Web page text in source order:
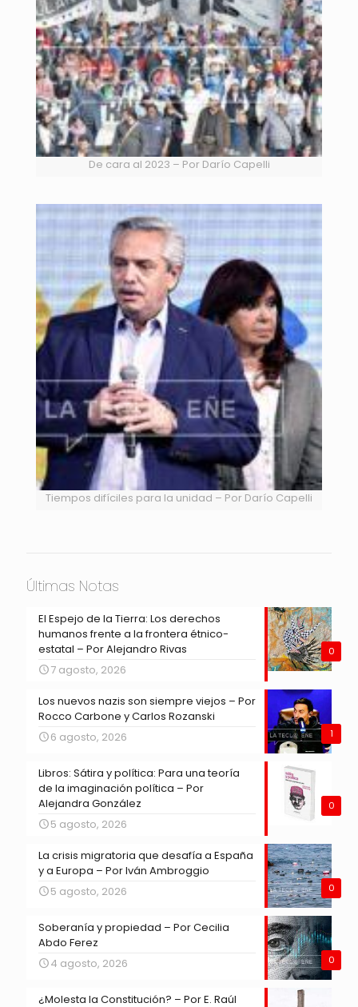
De cara al 2023 – Por Darío Capelli
Tiempos difíciles para la unidad – Por Darío Capelli
Últimas Notas
0
El Espejo de la Tierra: Los derechos
humanos frente a la frontera étnico-
estatal – Por Alejandro Rivas
7 agosto, 2026
1
Los nuevos nazis son siempre viejos – Por
Rocco Carbone y Carlos Rozanski
6 agosto, 2026
0
Libros: Sátira y política: Para una teoría
de la imaginación política – Por
Alejandra González
5 agosto, 2026
0
La crisis migratoria que desafía a España
y a Europa – Por Iván Ambroggio
5 agosto, 2026
0
Soberanía y propiedad – Por Cecilia
Abdo Ferez
4 agosto, 2026
¿Molesta la Constitución? – Por E. Raúl